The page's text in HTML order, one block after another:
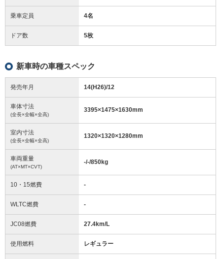
乗車定員 4名
ドア数 5枚
新車時の車種スペック
発売年月 14(H26)/12
車体寸法
(全長×全幅×全高)
3395×1475×1630mm
室内寸法
(全長×全幅×全高)
1320×1320×1280mm
車両重量
(AT×MT×CVT)
-/-/850kg
10・15燃費 -
WLTC燃費 -
JC08燃費 27.4km/L
使用燃料 レギュラー